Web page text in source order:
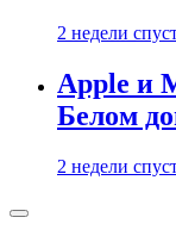
2 недели
Apple и
Белом
2 недели